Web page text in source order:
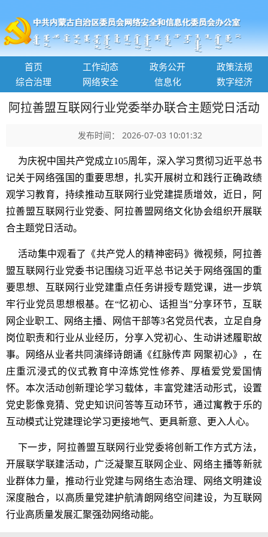
首页 工作动态 政务公开
政策法规
综合治理
网络安全 信息化 数字经济
阿拉善盟互联网行业党委举办联合主题党日活动
发布时间： 2026-07-03 10:01:32
为庆祝中国共产党成立105周年，深入学习贯彻习近平总书
记关于网络强国的重要思想，扎实开展树立和践行正确政绩
观学习教育，持续推动互联网行业党建提质增效，近日，阿
拉善盟互联网行业党委、阿拉善盟网络文化协会组织开展联
合主题党日活动。
活动集中观看了《共产党人的精神密码》微视频，阿拉善
盟互联网行业党委书记围绕习近平总书记关于网络强国的重
要思想、互联网行业党建重点任务讲授专题党课，进一步筑
牢行业党员思想根基。在“忆初心、话担当”分享环节，互联
网企业职工、网络主播、网信干部等3名党员代表，立足自身
岗位职责和行业从业经历，分享入党初心、生动讲述履职故
事。网络从业者共同演绎诗朗诵《红脉传声 网聚初心》，在
庄重沉浸式的仪式教育中淬炼党性修养、厚植爱党爱国情
怀。本次活动创新理论学习载体，丰富党建活动形式，设置
党史影像竞猜、党史知识问答等互动环节，通过寓教于乐的
互动模式让党建理论学习更接地气、更具新意、更入人心。
下一步，阿拉善盟互联网行业党委将创新工作方式方法，
开展联学联建活动，广泛凝聚互联网企业、网络主播等新就
业群体力量，推动行业党建与网络生态治理、网络文明建设
深度融合，以高质量党建护航清朗网络空间建设，为互联网
行业高质量发展汇聚强劲网络动能。